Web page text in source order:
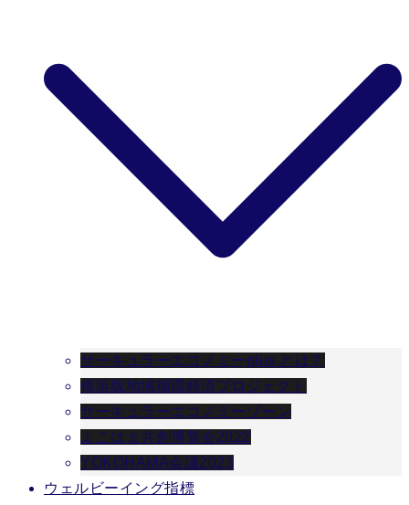
サーキュラーエコノミーplus とは？
横浜版地域循環経済プロジェクト
サーキュラーエコノミーゾーン
よこはま共創博覧会2022
YOKOHAMA会議2023
ウェルビーイング指標